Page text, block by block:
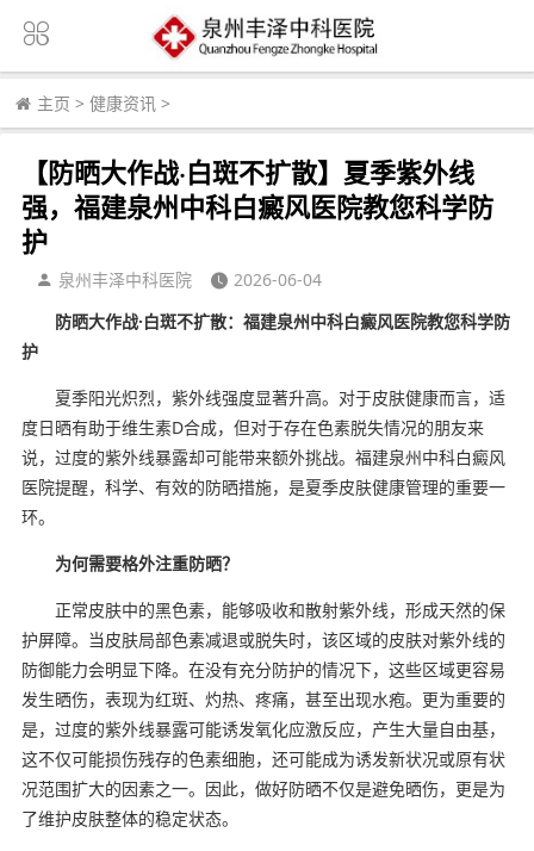
主页 > 健康资讯 >
【防晒大作战·白斑不扩散】夏季紫外线
强，福建泉州中科白癜风医院教您科学防
护
泉州丰泽中科医院
2026-06-04
防晒大作战·白斑不扩散：福建泉州中科白癜风医院教您科学防
护
夏季阳光炽烈，紫外线强度显著升高。对于皮肤健康而言，适
度日晒有助于维生素D合成，但对于存在色素脱失情况的朋友来
说，过度的紫外线暴露却可能带来额外挑战。福建泉州中科白癜风
医院提醒，科学、有效的防晒措施，是夏季皮肤健康管理的重要一
环。
为何需要格外注重防晒？
正常皮肤中的黑色素，能够吸收和散射紫外线，形成天然的保
护屏障。当皮肤局部色素减退或脱失时，该区域的皮肤对紫外线的
防御能力会明显下降。在没有充分防护的情况下，这些区域更容易
发生晒伤，表现为红斑、灼热、疼痛，甚至出现水疱。更为重要的
是，过度的紫外线暴露可能诱发氧化应激反应，产生大量自由基，
这不仅可能损伤残存的色素细胞，还可能成为诱发新状况或原有状
况范围扩大的因素之一。因此，做好防晒不仅是避免晒伤，更是为
了维护皮肤整体的稳定状态。